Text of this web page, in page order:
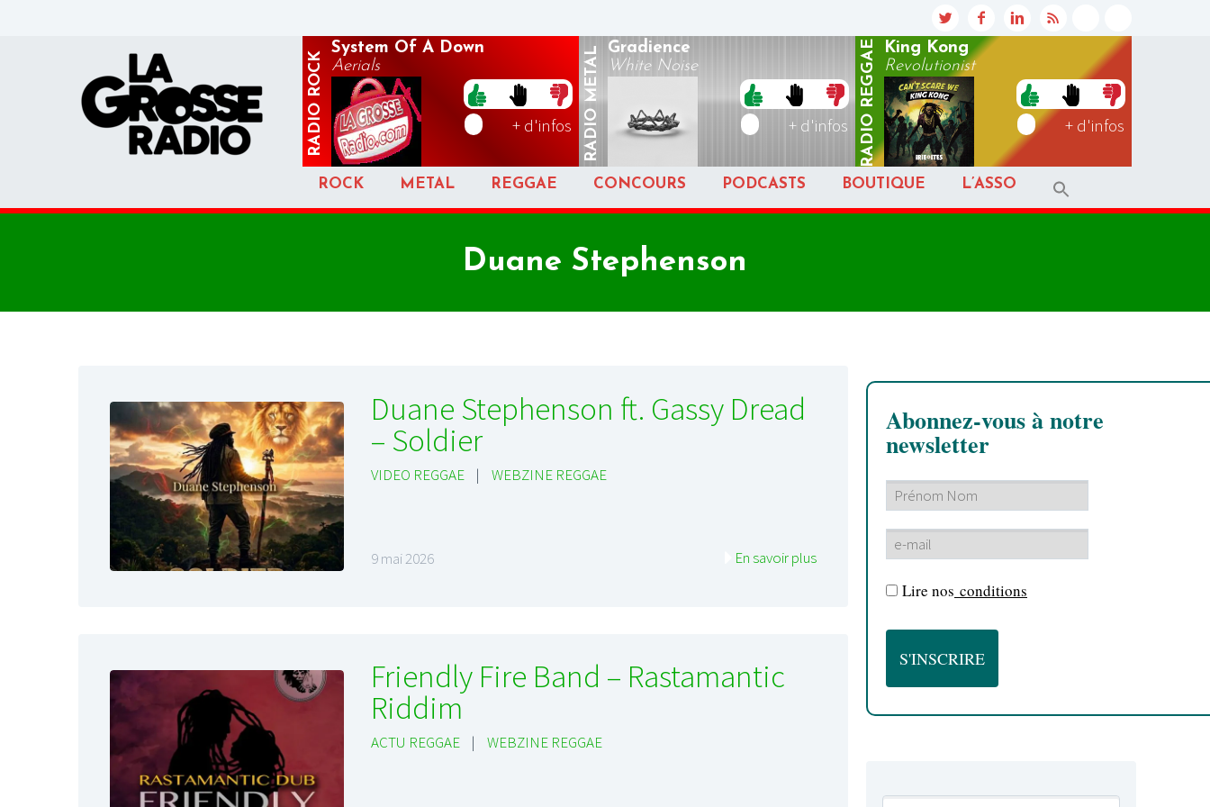
RADIO
ROCK
System Of A Down
Aerials
+ d'infos RADIO
METAL Gradience
White Noise
+ d'infos RADIO
REGGAE
King Kong
Revolutionist
+ d'infos
ROCK METAL REGGAE CONCOURS PODCASTS BOUTIQUE L’ASSO
Duane Stephenson
Duane Stephenson ft. Gassy Dread
– Soldier
VIDEO REGGAE | WEBZINE REGGAE
9 mai 2026 En savoir plus
Friendly Fire Band – Rastamantic
Riddim
ACTU REGGAE | WEBZINE REGGAE
Abonnez-vous à notre
newsletter
Lire nos conditions